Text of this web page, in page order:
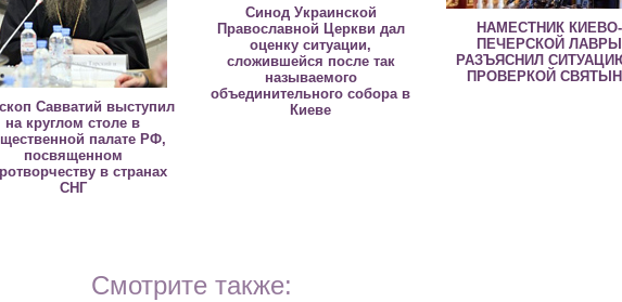
Савватий выступил
на круглом столе в
палате РФ,
посвященном
в странах
СНГ
Синод Украинской
Православной Церкви дал
оценку ситуации,
сложившейся после так
называемого
объединительного собора в
Киеве
НАМЕСТНИК КИЕВО-
ПЕЧЕРСКОЙ ЛАВРЫ
РАЗЪЯСНИЛ
ПРОВЕРКОЙ
Смотрите также: